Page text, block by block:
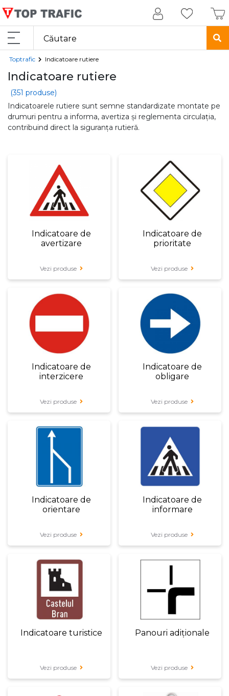
Toptrafic Indicatoare rutiere
Indicatoare rutiere
(351 produse)
Indicatoarele rutiere sunt semne standardizate montate pe
drumuri pentru a informa, avertiza și reglementa circulația,
contribuind direct la siguranța rutieră.
Indicatoare de
avertizare
Vezi produse
Indicatoare de
prioritate
Vezi produse
Indicatoare de
interzicere
Vezi produse
Indicatoare de
obligare
Vezi produse
Indicatoare de
orientare
Vezi produse
Indicatoare de
informare
Vezi produse
Indicatoare turistice
Vezi produse
Panouri adiționale
Vezi produse